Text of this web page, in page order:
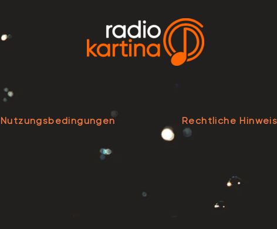
Nutzungsbedingungen Rechtliche